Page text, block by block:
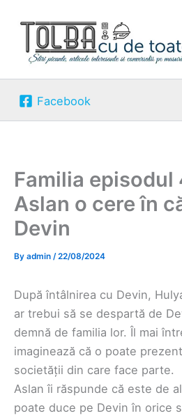
content
Facebook
Familia episodul
Aslan o cere în
Devin
By admin /22/08/2024
După întâlnirea cu Devin,
ar trebui să se despartă de
demnă de familia lor. Îl mai
imaginează că o poate
societății din care face parte.
Aslan îi răspunde că este de
poate duce pe Devin în orice